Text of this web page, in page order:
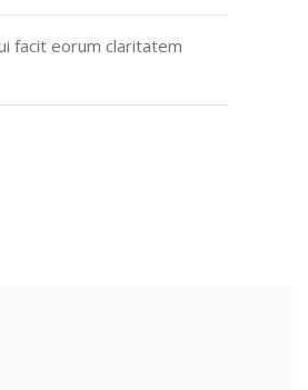
facit eorum claritatem